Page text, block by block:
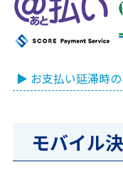
▶ お支払い延滞時
モバイル